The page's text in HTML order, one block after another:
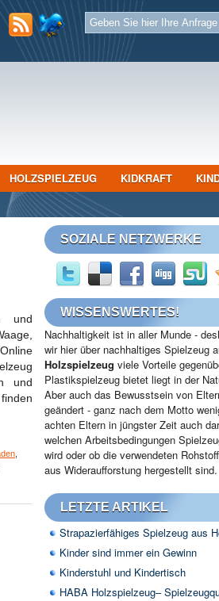
HOLZSPIELZEUG KIDKRAFT
und
und
SOZIALE NETZWERKE
WISSENSWERTES!
Nachhaltigkeit ist in aller Munde -
wir hier über nachhaltiges Spielzeug
Holzspielzeug viele Vorteile
Plastikspielzeug bietet liegt in der
Aber auch das Bewusstsein von
geändert - ganz nach dem Motto
achten Eltern in jüngster Zeit auch
welchen Arbeitsbedingungen
wird oder ob die verwendeten
aus Wideraufforstung hergestellt sind.
LETZTE ARTIKEL
Strapazierfähiges Spielzeug aus
Kinder sind immer ein Gewinn
Kinderstuhl und Kindertisch
HABA Holzspielzeug–